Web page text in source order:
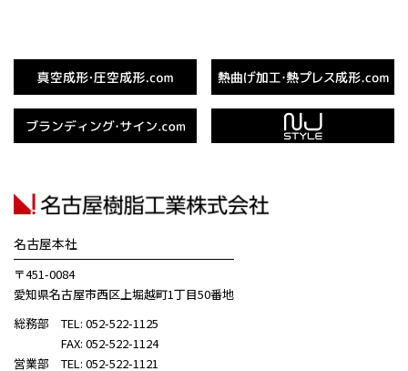
名古屋本社
〒451-0084
愛知県名古屋市西区上堀越町1丁目50番地
総務部 TEL: 052-522-1125
FAX: 052-522-1124
営業部 TEL: 052-522-1121